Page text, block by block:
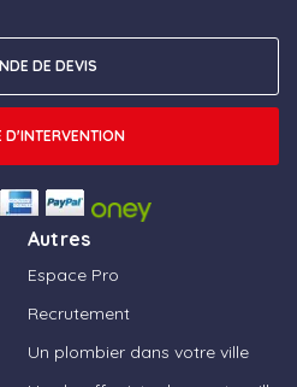
Autres
Espace Pro
Recrutement
Un plombier dans votre ville
DE DEVIS
D'INTERVENTION